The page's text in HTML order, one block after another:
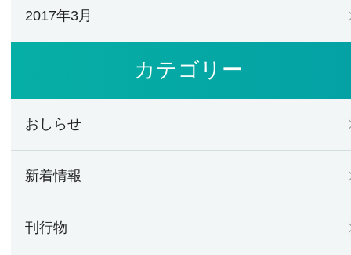
2017年3月
カテゴリー
おしらせ
新着情報
刊行物